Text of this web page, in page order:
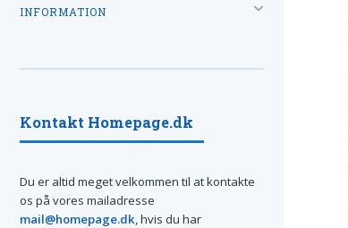
INFORMATION
Kontakt Homepage.dk
Du er altid meget velkommen til at kontakte
os på vores mailadresse
mail@homepage.dk, hvis du har